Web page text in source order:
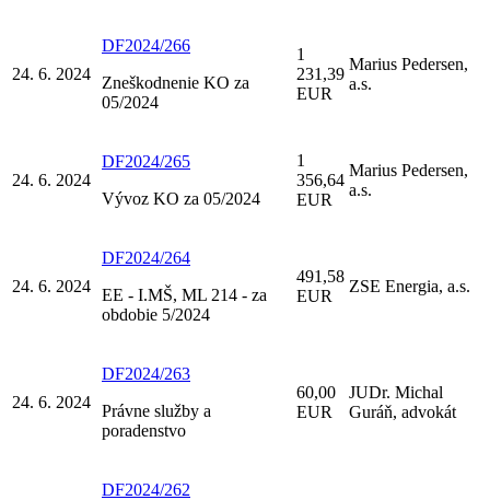
24. 6. 2024
DF2024/266
Zneškodnenie KO za
05/2024
1
231,39
EUR
Marius Pedersen,
a.s.
24. 6. 2024
DF2024/265
Vývoz KO za 05/2024
1
356,64
EUR
Marius Pedersen,
a.s.
24. 6. 2024
DF2024/264
EE - I.MŠ, ML 214 - za
obdobie 5/2024
491,58
EUR
ZSE Energia, a.s.
24. 6. 2024
DF2024/263
Právne služby a
poradenstvo
60,00
EUR
JUDr. Michal
Guráň, advokát
DF2024/262